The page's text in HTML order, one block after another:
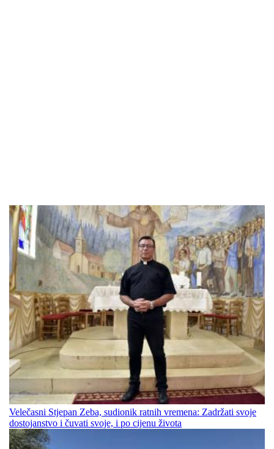
Velečasni Stjepan Zeba, sudionik ratnih vremena: Zadržati svoje
dostojanstvo i čuvati svoje, i po cijenu života